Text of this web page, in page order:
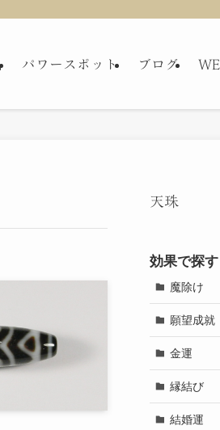
パワースポット ブログ
天珠
効果で探す
魔除け
願望成就
金運
縁結び
結婚運